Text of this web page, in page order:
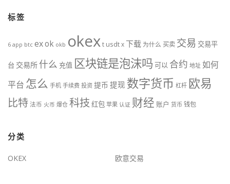
标签
6 app btc exok okb okext usdtx下载 为什么 买卖 交易 交易平
台 交易所 什么 充值 区块链是泡沫吗 可以 合约 地址 如何
平台 怎么 手机 手续费 投资 提币 提现 数字货币 杠杆 欧易
比特法币 火币 爆仓 科技 红包 苹果 认证 财经 账户 货币 钱包
分类
OKEX 欧意交易